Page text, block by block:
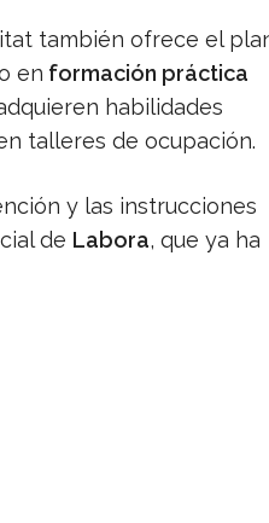
también ofrece el
en formación práctica
habilidades
talleres de ocupación.
y las instrucciones
de Labora, que ya ha